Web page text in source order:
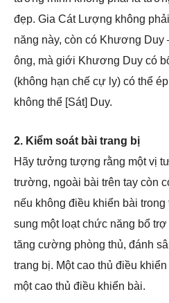
đẹp. Gia Cát Lượng không
năng này, còn có Khương Duy
ông, mà giới Khương Duy có
(không hạn chế cự ly) có thể
không thể [Sát] Duy.
2. Kiểm soát bài trang bị
Hãy tưởng tượng rằng một vị
trường, ngoài bài trên tay còn
nếu không điều khiển bài trong
sung một loạt chức năng bổ
tăng cường phòng thủ, đánh
trang bị. Một cao thủ điều
một cao thủ điều khiển bài.